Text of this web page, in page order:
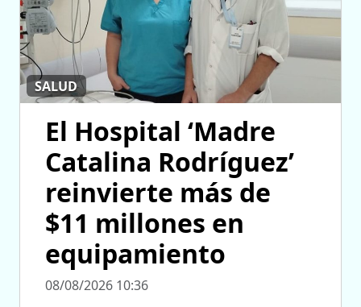
SALUD
El Hospital ‘Madre
Catalina Rodríguez’
reinvierte más de
$11 millones en
equipamiento
08/08/2026 10:36